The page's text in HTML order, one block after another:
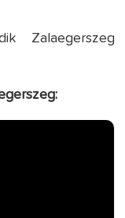
Zalaegerszeg